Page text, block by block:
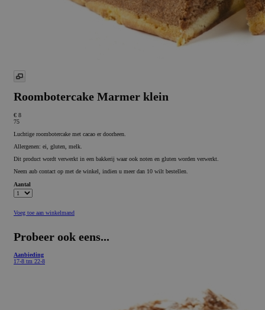
Roombotercake Marmer klein
€ 8
75
Luchtige roombotercake met cacao er doorheen.
Allergenen: ei, gluten, melk.
Dit product wordt verwerkt in een bakkerij waar ook noten en gluten worden verwerkt.
Neem aub contact op met de winkel, indien u meer dan 10 wilt bestellen.
Aantal
Voeg toe aan winkelmand
Probeer ook eens...
Aanbieding
17-8 tm 22-8